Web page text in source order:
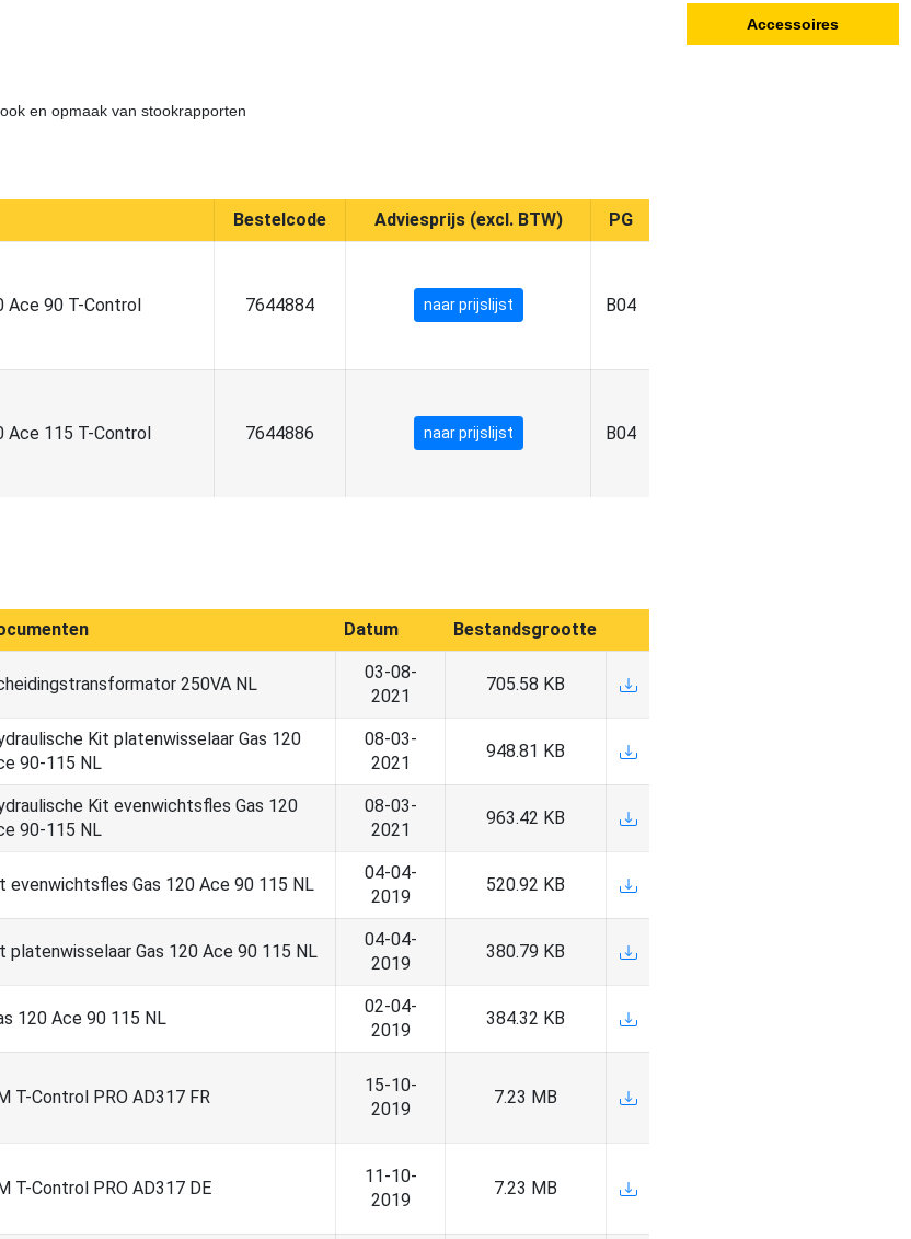
en opmaak van stookrapporten
Bestelcode Adviesprijs (excl. BTW) PG
Ace 90 T-Control 7644884 naar prijslijst B04
Ace 115 T-Control 7644886 naar prijslijst B04
Datum Bestandsgrootte
250VA NL
03-08-
2021
705.58 KB
Kit platenwisselaar Gas 120
90-115 NL
08-03-
2021
948.81 KB
Kit evenwichtsfles Gas 120
90-115 NL
08-03-
2021
963.42 KB
evenwichtsfles Gas 120 Ace 90 115 NL
04-04-
2019
520.92 KB
platenwisselaar Gas 120 Ace 90 115 NL
04-04-
2019
380.79 KB
120 Ace 90 115 NL
02-04-
2019
384.32 KB
T-Control PRO AD317 FR
15-10-
2019
7.23 MB
T-Control PRO AD317 DE
11-10-
2019
7.23 MB
Accessoires